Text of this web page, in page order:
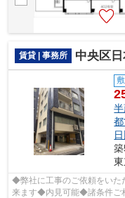
賃貸 | 事務所 中央区
◆弊社に工事のご依頼をいた
来ます◆内見可能◆諸条件ご